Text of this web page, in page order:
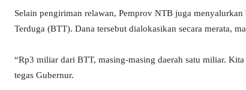
Selain pengiriman relawan, Pemprov NTB juga
Terduga (BTT). Dana tersebut dialokasikan secara merata,
“Rp3 miliar dari BTT, masing-masing daerah satu miliar.
tegas Gubernur.